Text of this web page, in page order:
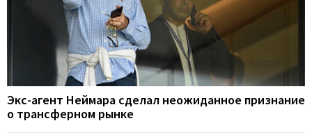
Экс-агент Неймара сделал неожиданное признание
о трансферном рынке